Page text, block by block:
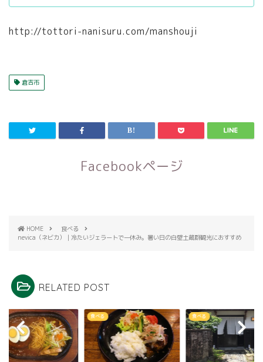
http://tottori-nanisuru.com/manshouji
倉吉市
Facebookページ
HOME
食べる
nevica（ネビカ）｜冷たいジェラートで一休み。暑い日の白壁土蔵群観光におすすめ
RELATED POST
食べる 食べる